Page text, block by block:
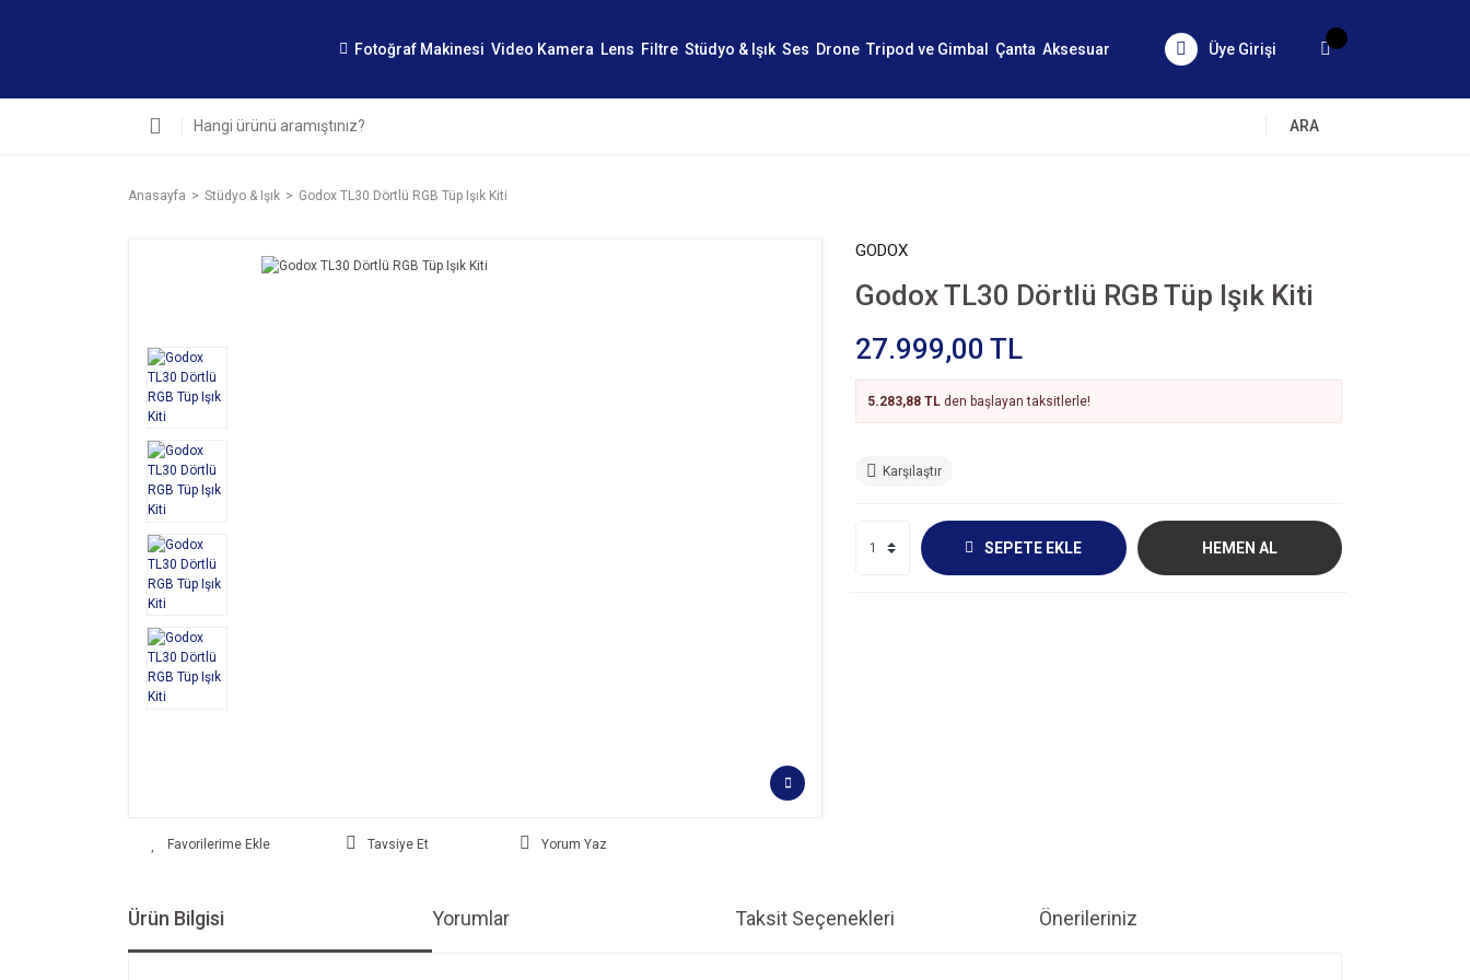
Fotoğraf Makinesi Video Kamera Lens Filtre Stüdyo & Işık Ses Drone Tripod ve Gimbal Çanta Aksesuar Üye Girişi
ARA
Anasayfa Stüdyo & Işık Godox TL30 Dörtlü RGB Tüp Işık Kiti
Tavsiye Et Yorum Yaz
GODOX
Godox TL30 Dörtlü RGB Tüp Işık Kiti
27.999,00 TL
5.283,88 TL den başlayan taksitlerle!
Karşılaştır
SEPETE EKLE HEMEN AL
Ürün Bilgisi Yorumlar Taksit Seçenekleri Önerileriniz